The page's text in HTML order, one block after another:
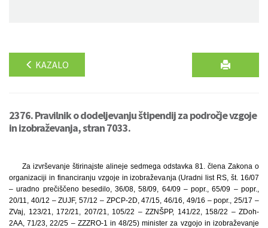
KAZALO
2376. Pravilnik o dodeljevanju štipendij za področje vzgoje
in izobraževanja, stran 7033.
Za izvrševanje štirinajste alineje sedmega odstavka 81. člena Zakona o
organizaciji in financiranju vzgoje in izobraževanja (Uradni list RS, št. 16/07
– uradno prečiščeno besedilo, 36/08, 58/09, 64/09 – popr., 65/09 – popr.,
20/11, 40/12 – ZUJF, 57/12 – ZPCP-2D, 47/15, 46/16, 49/16 – popr., 25/17 –
ZVaj, 123/21, 172/21, 207/21, 105/22 – ZZNŠPP, 141/22, 158/22 – ZDoh-
2AA, 71/23, 22/25 – ZZZRO-1 in 48/25) minister za vzgojo in izobraževanje